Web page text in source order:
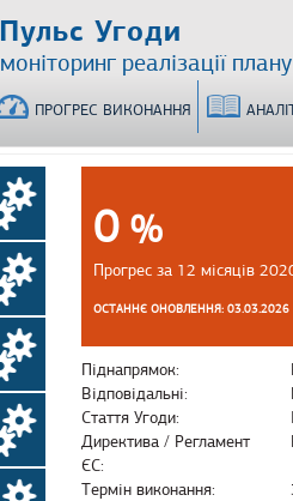
Пульс Угоди
моніторинг реалізації
ПРОГРЕС ВИКОНАННЯ
0 %
Прогрес за 12 місяців
ОСТАННЄ ОНОВЛЕННЯ: 03.03.2026
Піднапрямок:
Відповідальні:
Стаття Угоди:
Директива / Регламент
ЄС:
Термін виконання: